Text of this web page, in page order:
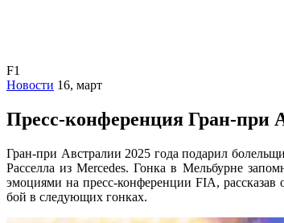
F1
Новости 16, март
Пресс-конференция Гран-при
Гран-при Австралии 2025 года подарил
Расселла из Mercedes. Гонка в Мельбурне
эмоциями на пресс-конференции FIA, рассказав
бой в следующих гонках.